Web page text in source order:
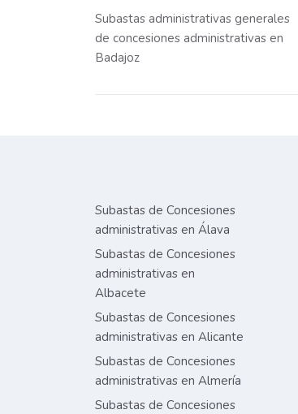
Subastas administrativas generales
de concesiones administrativas en
Badajoz
Subastas de Concesiones
administrativas en Álava
Subastas de Concesiones
administrativas en
Albacete
Subastas de Concesiones
administrativas en Alicante
Subastas de Concesiones
administrativas en Almería
Subastas de Concesiones